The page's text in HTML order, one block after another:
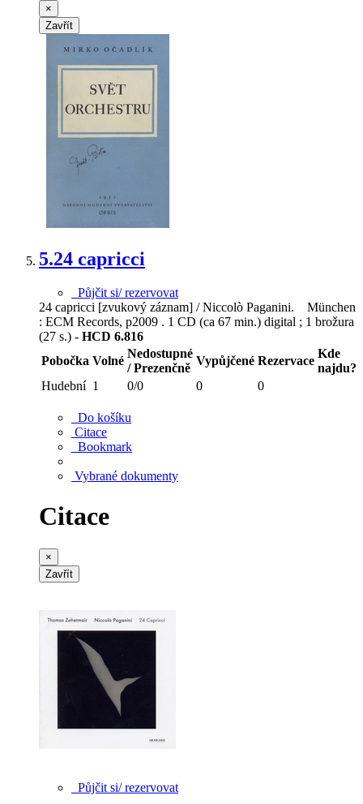
×
Zavřít
5.24 capricci
Půjčit si/ rezervovat
24 capricci [zvukový záznam] / Niccolò Paganini. München
: ECM Records, p2009 . 1 CD (ca 67 min.) digital ; 1 brožura
(27 s.) - HCD 6.816
Pobočka Volné
Nedostupné
/ Prezenčně
Vypůjčené Rezervace
Kde
najdu?
Hudební 1 0/0 0 0
Do košíku
Citace
Bookmark
Vybrané dokumenty
Citace
×
Zavřít
Půjčit si/ rezervovat